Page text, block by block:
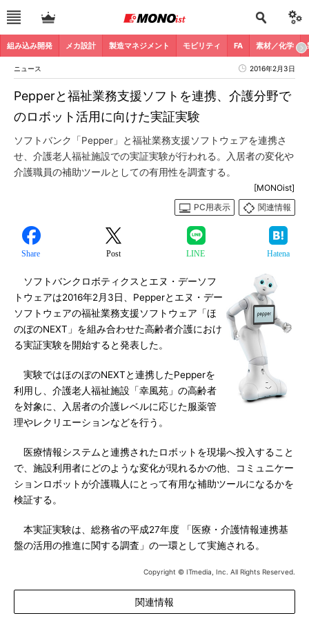
組み込み開発 メカ設計 製造マネジメント モビリティ FA 素材／化学
ニュース 2016年2月3日
Pepperと福祉業務支援ソフトを連携、介護分野で
のロボット活用に向けた実証実験
ソフトバンク「Pepper」と福祉業務支援ソフトウェアを連携さ
せ、介護老人福祉施設での実証実験が行われる。入居者の変化や
介護職員の補助ツールとしての有用性を調査する。
[MONOist]
PC用表示
関連情報
Share Post LINE Hatena
ソフトバンクロボティクスとエヌ・デーソフ
トウェアは2016年2月3日、Pepperとエヌ・デー
ソフトウェアの福祉業務支援ソフトウェア「ほ
のぼのNEXT」を組み合わせた高齢者介護におけ
る実証実験を開始すると発表した。
実験ではほのぼのNEXTと連携したPepperを
利用し、介護老人福祉施設「幸風苑」の高齢者
を対象に、入居者の介護レベルに応じた服薬管
理やレクリエーションなどを行う。
医療情報システムと連携されたロボットを現場へ投入すること
で、施設利用者にどのような変化が現れるかの他、コミュニケー
ションロボットが介護職人にとって有用な補助ツールになるかを
検証する。
本実証実験は、総務省の平成27年度 「医療・介護情報連携基
盤の活用の推進に関する調査」の一環として実施される。
Copyright © ITmedia, Inc. All Rights Reserved.
関連情報